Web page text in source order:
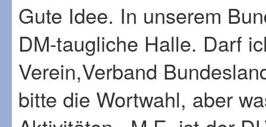
Gute Idee. In unserem
DM-taugliche Halle. Darf
Verein,Verband
bitte die Wortwahl, aber